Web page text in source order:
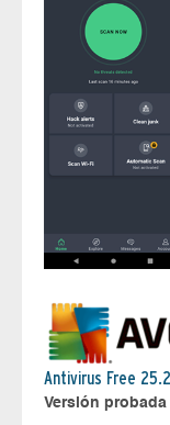
Antivirus Free
Versión probada